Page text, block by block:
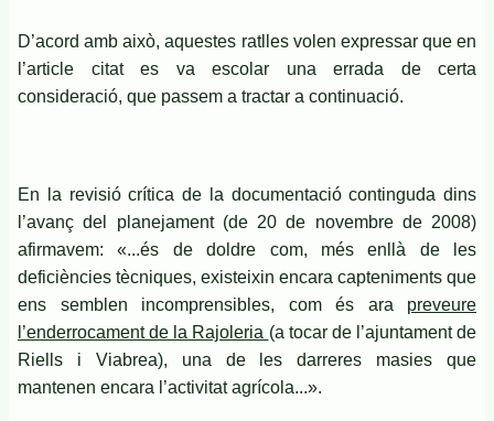
D’acord amb això, aquestes ratlles volen expressar que en
l’article citat es va escolar una errada de certa
consideració, que passem a tractar a continuació.
En la revisió crítica de la documentació continguda dins
l’avanç del planejament (de 20 de novembre de 2008)
afirmavem: «...és de doldre com, més enllà de les
deficiències tècniques, existeixin encara capteniments que
ens semblen incomprensibles, com és ara preveure
l’enderrocament de la Rajoleria (a tocar de l’ajuntament de
Riells i Viabrea), una de les darreres masies que
mantenen encara l’activitat agrícola...».